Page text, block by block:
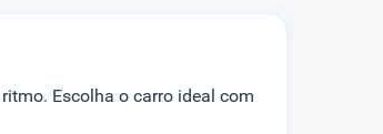
Escolha o carro ideal com